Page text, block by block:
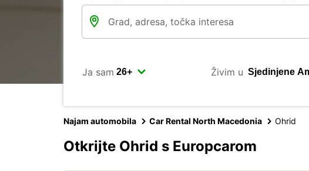
Ja sam Živim u
Najam automobila Car Rental North Macedonia Ohrid
Otkrijte Ohrid s Europcarom